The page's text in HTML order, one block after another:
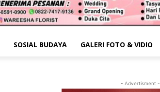
SOSIAL BUDAYA GALERI FOTO & VIDIO
- Advertisment -